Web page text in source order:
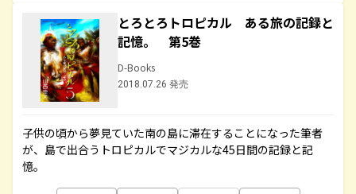
とろとろトロピカル ある旅の記録と
記憶。 第5巻
D-Books
2018.07.26 発売
子供の頃から夢見ていた南の島に滞在することになった筆者
が、島で出合うトロピカルでマジカルな45日間の記録と記
憶。